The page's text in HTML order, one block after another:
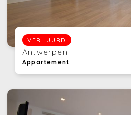
VERHUURD
Antwerpen
Appartement